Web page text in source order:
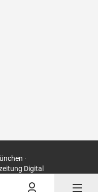
·
Digital